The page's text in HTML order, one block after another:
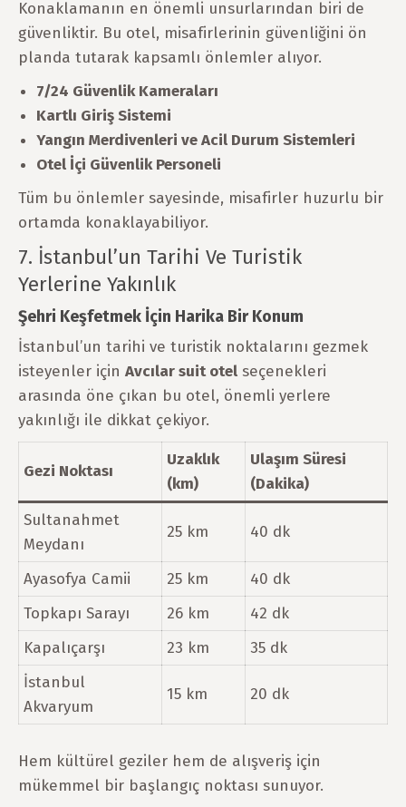
Konaklamanın en önemli unsurlarından biri de
güvenliktir. Bu otel, misafirlerinin güvenliğini ön
planda tutarak kapsamlı önlemler alıyor.
7/24 Güvenlik Kameraları
Kartlı Giriş Sistemi
Yangın Merdivenleri ve Acil Durum Sistemleri
Otel İçi Güvenlik Personeli
Tüm bu önlemler sayesinde, misafirler huzurlu bir
ortamda konaklayabiliyor.
7. İstanbul’un Tarihi Ve Turistik
Yerlerine Yakınlık
Şehri Keşfetmek İçin Harika Bir Konum
İstanbul’un tarihi ve turistik noktalarını gezmek
isteyenler için Avcılar suit otel seçenekleri
arasında öne çıkan bu otel, önemli yerlere
yakınlığı ile dikkat çekiyor.
Gezi Noktası
Uzaklık
(km)
Ulaşım Süresi
(Dakika)
Sultanahmet
Meydanı
25 km 40 dk
Ayasofya Camii 25 km
40 dk
Topkapı Sarayı
26 km
42 dk
Kapalıçarşı
23 km
35 dk
İstanbul
Akvaryum
15 km 20 dk
Hem kültürel geziler hem de alışveriş için
mükemmel bir başlangıç noktası sunuyor.